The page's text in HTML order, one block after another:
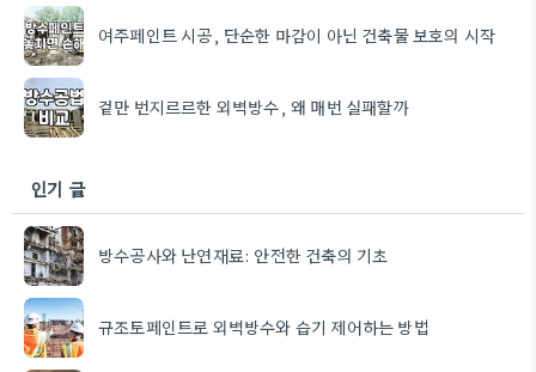
여주페인트 시공, 단순한 마감이 아닌 건축물 보호의 시작
겉만 번지르르한 외벽방수, 왜 매번 실패할까
인기 글
방수공사와 난연재료: 안전한 건축의 기초
규조토페인트로 외벽방수와 습기 제어하는 방법